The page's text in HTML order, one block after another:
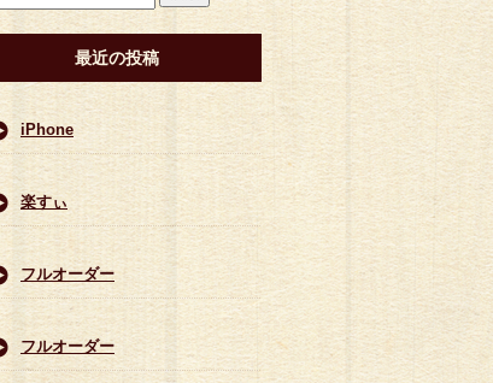
最近の投稿
iPhone
楽すぃ
フルオーダー
フルオーダー